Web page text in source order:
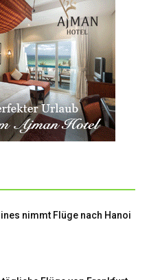
nimmt Flüge nach Hanoi